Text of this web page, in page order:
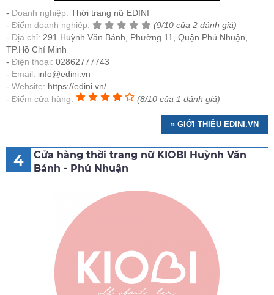
Doanh nghiệp: Thời trang nữ EDINI
Điểm doanh nghiệp:
(9/10 của 2 đánh giá)
Địa chỉ: 291 Huỳnh Văn Bánh, Phường 11, Quận Phú Nhuận,
TP.Hồ Chí Minh
Điện thoại: 02862777743
Email: info@edini.vn
Website: https://edini.vn/
Điểm cửa hàng:
(8/10 của 1 đánh giá)
» GIỚI THIỆU EDINI.VN
4
Cửa hàng thời trang nữ KIOBI Huỳnh Văn
Bánh - Phú Nhuận